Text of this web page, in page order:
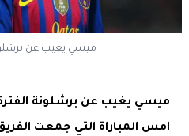
ميسي يغيب عن
ميسي يغيب عن برشلونة
امس المباراة التي جمعت الفريق